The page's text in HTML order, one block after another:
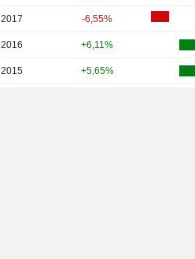
2017 -6,55%
2016 +6,11%
2015 +5,65%